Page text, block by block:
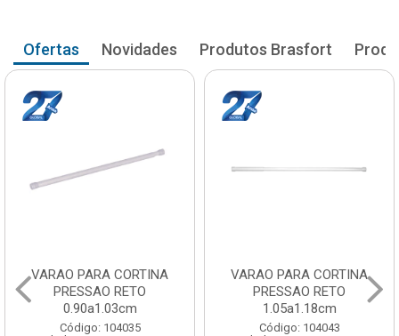
Ofertas Novidades Produtos Brasfort
VARAO PARA CORTINA
PRESSAO RETO
0.90a1.03cm
Código: 104035
VARAO PARA CORTINA
PRESSAO RETO
1.05a1.18cm
Código: 104043